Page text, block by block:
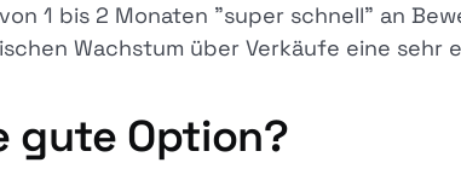
1 bis 2 Monaten "super schnell" an
Wachstum über Verkäufe eine sehr
gute Option?